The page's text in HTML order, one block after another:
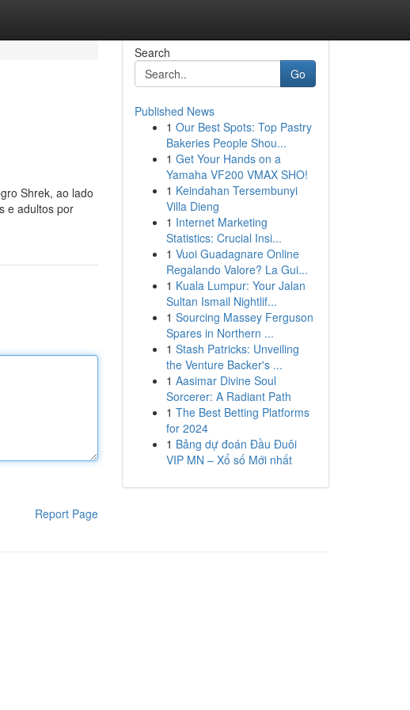
Shrek, ao lado
e adultos por
Report Page
Search
Go
Published News
1 Our Best Spots: Top Pastry
Bakeries People Shou...
1 Get Your Hands on a
Yamaha VF200 VMAX SHO!
1 Keindahan Tersembunyi
Villa Dieng
1 Internet Marketing
Statistics: Crucial Insi...
1 Vuoi Guadagnare Online
Regalando Valore? La Gui...
1 Kuala Lumpur: Your Jalan
Sultan Ismail Nightlif...
1 Sourcing Massey Ferguson
Spares in Northern ...
1 Stash Patricks: Unveiling
the Venture Backer's ...
1 Aasimar Divine Soul
Sorcerer: A Radiant Path
1 The Best Betting Platforms
for 2024
1 Bảng dự đoán Đầu Đuôi
VIP MN – Xổ số Mới nhất